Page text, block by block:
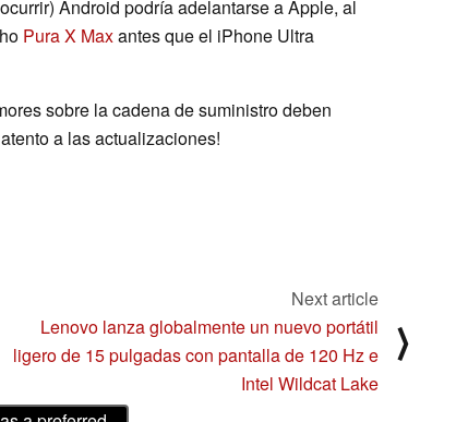
Android podría adelantarse a Apple, al
Pura X Maxantes que el iPhone Ultra
sobre la cadena de suministro deben
a las actualizaciones!
Next article
Lenovo lanza globalmente un nuevo portátil
ligero de 15 pulgadas con pantalla de 120 Hz e
Intel Wildcat Lake
⟩